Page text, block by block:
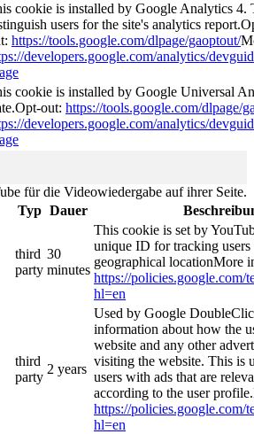
cookie is installed by Google Analytics 4.
users for the site's analytics
https://tools.google.com/dlpage/gaoptout/
developers.google.com/analytics/
cookie is installed by Google Universal
out: https://tools.google.com/dlpage/
developers.google.com/analytics/
für die Videowiedergabe auf ihrer Seite.
Typ Dauer
third
party
30
minutes
This cookie is set by
unique ID for tracking users
geographical locationMore
https://policies.google.com/
hl=en
third
party
2 years
Used by Google
information about how the
website and any other
visiting the website. This is
users with ads that are
according to the user
https://policies.google.com/
hl=en